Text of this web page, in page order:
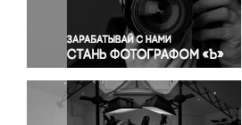
Правосудие
Происшествия и конфликты
Религия
Светская жизнь
Спорт